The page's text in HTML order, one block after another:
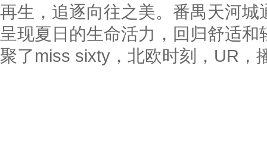
再生，追逐向往之美。番禺天河
呈现夏日的生命活力，回归舒适
聚了miss sixty，北欧时刻，UR